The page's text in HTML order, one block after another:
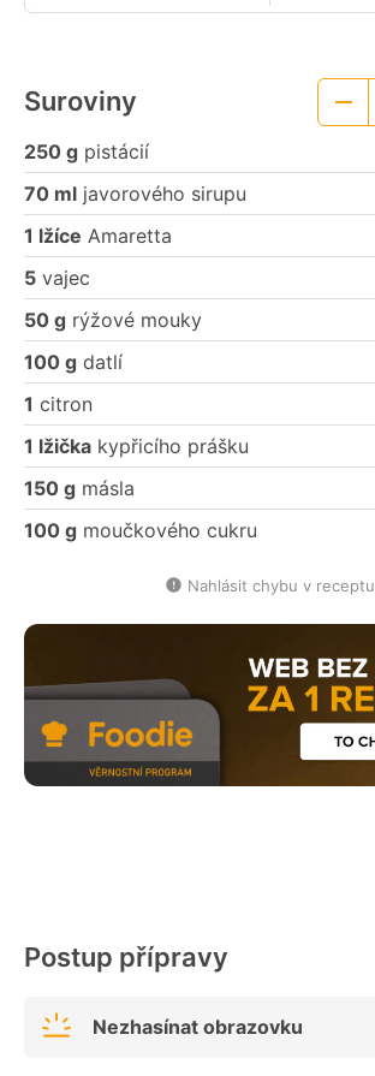
Suroviny
250 g pistácií
70 ml javorového sirupu
1 lžíce Amaretta
5 vajec
50 g rýžové mouky
100 g datlí
1 citron
1 lžička kypřicího prášku
150 g másla
100 g moučkového cukru
Nahlásit chybu v receptu
Postup přípravy
Nezhasínat obrazovku